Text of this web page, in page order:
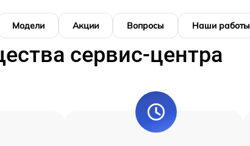
Модели Акции Вопросы Наши работы
сервис-центра